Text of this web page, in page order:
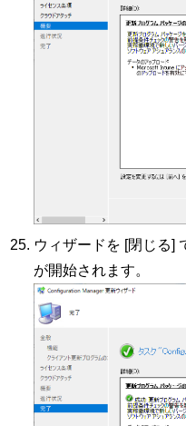
ウィザードを [閉じる]
が開始されます。